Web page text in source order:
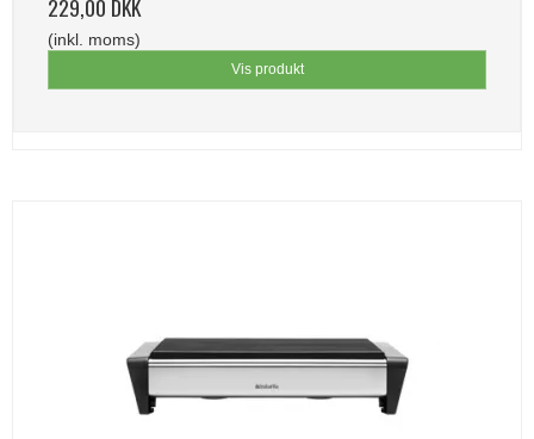
229,00 DKK
(inkl. moms)
Vis produkt